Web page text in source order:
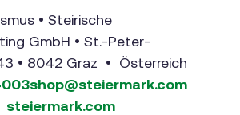
• Steirische
GmbH • St.-Peter-
• 8042 Graz • Österreich
shop@steiermark.com
steiermark.com